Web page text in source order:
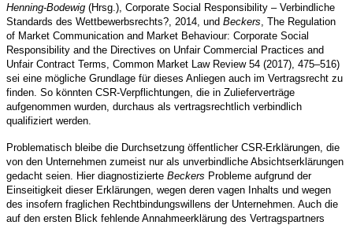
Henning-Bodewig (Hrsg.), Corporate Social Responsibility – Verbindliche
Standards des Wettbewerbsrechts?, 2014, und Beckers , The Regulation
of Market Communication and Market Behaviour: Corporate Social
Responsibility and the Directives on Unfair Commercial Practices and
Unfair Contract Terms, Common Market Law Review 54 (2017), 475–516)
sei eine mögliche Grundlage für dieses Anliegen auch im Vertragsrecht zu
finden. So könnten CSR-Verpflichtungen, die in Zulieferverträge
aufgenommen wurden, durchaus als vertragsrechtlich verbindlich
qualifiziert werden.
Problematisch bleibe die Durchsetzung öffentlicher CSR-Erklärungen, die
von den Unternehmen zumeist nur als unverbindliche Absichtserklärungen
gedacht seien. Hier diagnostizierte Beckers Probleme aufgrund der
Einseitigkeit dieser Erklärungen, wegen deren vagen Inhalts und wegen
des insofern fraglichen Rechtbindungswillens der Unternehmen. Auch die
auf den ersten Blick fehlende Annahmeerklärung des Vertragspartners